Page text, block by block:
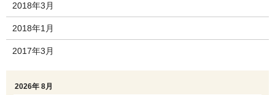
2018年3月
2018年1月
2017年3月
2026年 8月